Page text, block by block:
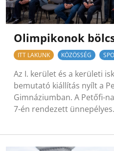
Olimpikonok
ITT LAKUNK KÖZÖSSÉG
Az I. kerület és a kerületi
bemutató kiállítás nyílt a
Gimnáziumban. A Petőfi-
7-én rendezett